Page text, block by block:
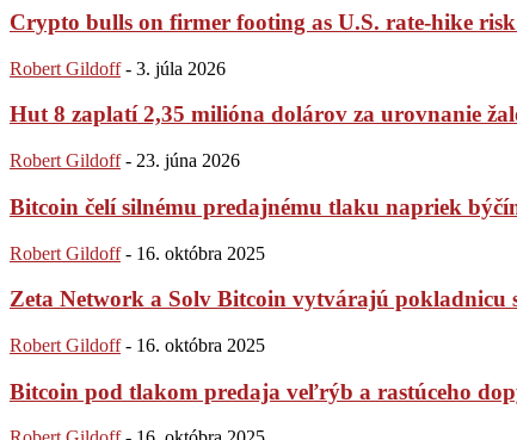
Crypto bulls on firmer footing as U.S. rate-hike risk
Robert Gildoff - 3. júla 2026
Hut 8 zaplatí 2,35 milióna dolárov za urovnanie
Robert Gildoff - 23. júna 2026
Bitcoin čelí silnému predajnému tlaku napriek
Robert Gildoff - 16. októbra 2025
Zeta Network a Solv Bitcoin vytvárajú
Robert Gildoff - 16. októbra 2025
Bitcoin pod tlakom predaja veľrýb a rastúceho